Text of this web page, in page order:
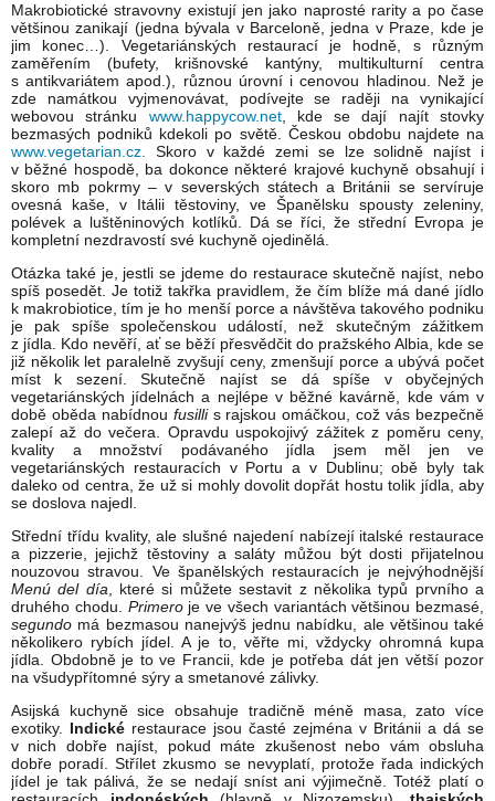
Makrobiotické stravovny existují jen jako naprosté rarity a po čase
většinou zanikají (jedna bývala v Barceloně, jedna v Praze, kde je
jim konec…). Vegetariánských restaurací je hodně, s různým
zaměřením (bufety, krišnovské kantýny, multikulturní centra
s antikvariátem apod.), různou úrovní i cenovou hladinou. Než je
zde namátkou vyjmenovávat, podívejte se raději na vynikající
webovou stránku www.happycow.net, kde se dají najít stovky
bezmasých podniků kdekoli po světě. Českou obdobu najdete na
www.vegetarian.cz.
Skoro v každé zemi se lze solidně najíst i
v běžné hospodě, ba dokonce některé krajové kuchyně obsahují i
skoro mb pokrmy – v severských státech a Británii se servíruje
ovesná kaše, v Itálii těstoviny, ve Španělsku spousty zeleniny,
polévek a luštěninových kotlíků. Dá se říci, že střední Evropa je
kompletní nezdravostí své kuchyně ojedinělá.
Otázka také je, jestli se jdeme do restaurace skutečně najíst, nebo
spíš posedět. Je totiž takřka pravidlem, že čím blíže má dané jídlo
k makrobiotice, tím je ho menší porce a návštěva takového podniku
je pak spíše společenskou událostí, než skutečným zážitkem
z jídla. Kdo nevěří, ať se běží přesvědčit do pražského Albia, kde se
již několik let paralelně zvyšují ceny, zmenšují porce a ubývá počet
míst k sezení. Skutečně najíst se dá spíše v obyčejných
vegetariánských jídelnách a nejlépe v běžné kavárně, kde vám v
době oběda nabídnou fusillis rajskou omáčkou, což vás bezpečně
zalepí až do večera. Opravdu uspokojivý zážitek z poměru ceny,
kvality a množství podávaného jídla jsem měl jen ve
vegetariánských restauracích v Portu a v Dublinu; obě byly tak
daleko od centra, že už si mohly dovolit dopřát hostu tolik jídla, aby
se doslova najedl.
Střední třídu kvality, ale slušné najedení nabízejí italské restaurace
a pizzerie, jejichž těstoviny a saláty můžou být dosti přijatelnou
nouzovou stravou. Ve španělských restauracích je nejvýhodnější
Menú del día , které si můžete sestavit z několika typů prvního a
druhého chodu. Primeroje ve všech variantách většinou bezmasé,
segundo má bezmasou nanejvýš jednu nabídku, ale většinou také
několikero rybích jídel. A je to, věřte mi, vždycky ohromná kupa
jídla. Obdobně je to ve Francii, kde je potřeba dát jen větší pozor
na všudypřítomné sýry a smetanové zálivky.
Asijská kuchyně sice obsahuje tradičně méně masa, zato více
exotiky. Indické restaurace jsou časté zejména v Británii a dá se
v nich dobře najíst, pokud máte zkušenost nebo vám obsluha
dobře poradí. Střílet zkusmo se nevyplatí, protože řada indických
jídel je tak pálivá, že se nedají sníst ani výjimečně. Totéž platí o